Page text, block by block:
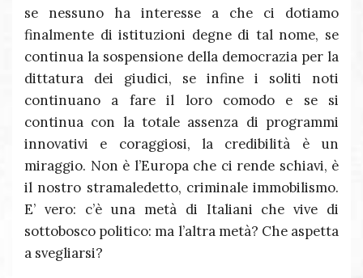
se nessuno ha interesse a che ci dotiamo
finalmente di istituzioni degne di tal nome, se
continua la sospensione della democrazia per la
dittatura dei giudici, se infine i soliti noti
continuano a fare il loro comodo e se si
continua con la totale assenza di programmi
innovativi e coraggiosi, la credibilità è un
miraggio. Non è l’Europa che ci rende schiavi, è
il nostro stramaledetto, criminale immobilismo.
E’ vero: c’è una metà di Italiani che vive di
sottobosco politico: ma l’altra metà? Che aspetta
a svegliarsi?